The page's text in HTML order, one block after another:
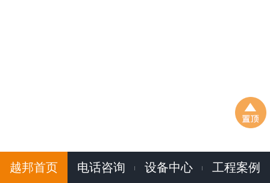
越邦首页 电话咨询 设备中心 工程案例